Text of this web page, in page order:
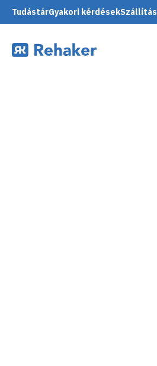
TudástárGyakori kérdésekSzállítás